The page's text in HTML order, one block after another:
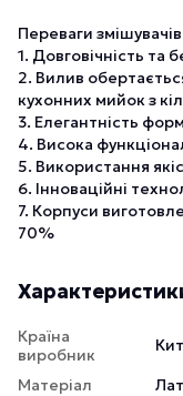
Переваги
1. Довговічність та
2. Вилив
кухонних мийок з
3. Елегантність
4. Висока
5. Використання
6. Інноваційні
7. Корпуси
70%
Країна
виробник
Матеріал